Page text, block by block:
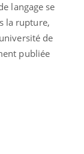
langage se
la rupture,
de
publiée